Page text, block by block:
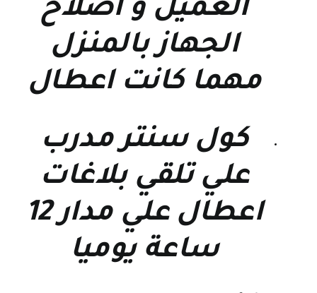
العميل و اصلاح
الجهاز بالمنزل
مهما كانت اعطال
كول سنتر مدرب
علي تلقي بلاغات
اعطال علي مدار 12
ساعة يوميا